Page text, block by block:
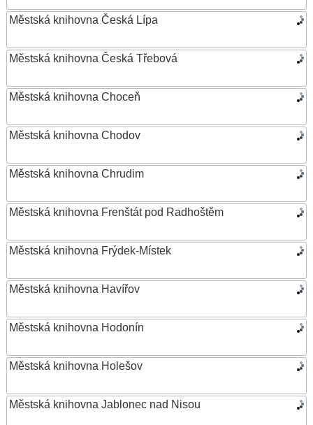
Městská knihovna Česká Lípa
Městská knihovna Česká Třebová
Městská knihovna Choceň
Městská knihovna Chodov
Městská knihovna Chrudim
Městská knihovna Frenštát pod Radhoštěm
Městská knihovna Frýdek-Místek
Městská knihovna Havířov
Městská knihovna Hodonín
Městská knihovna Holešov
Městská knihovna Jablonec nad Nisou